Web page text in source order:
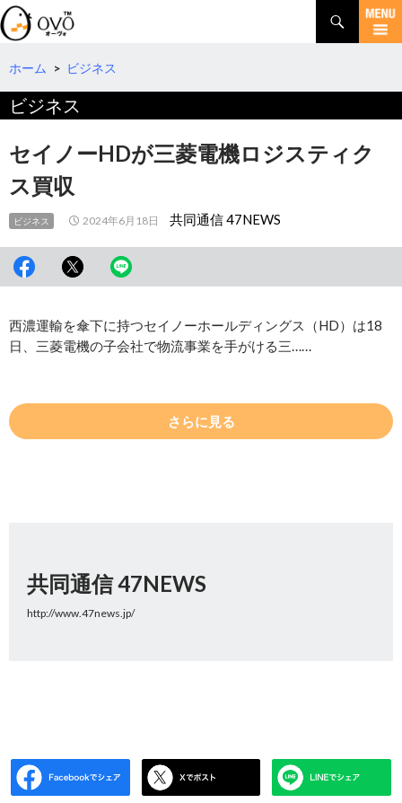
検
索
コ
テ
へ
ホーム > ビジネス
ビジネス
セイノーHDが三菱電機ロジスティク
ス買収
ビジネス 2024年6月18日 共同通信 47NEWS
西濃運輸を傘下に持つセイノーホールディングス（HD）は18
日、三菱電機の子会社で物流事業を手がける三……
さらに見る
共同通信 47NEWS
http://www.47news.jp/